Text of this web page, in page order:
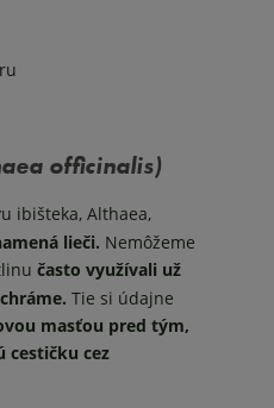
officinalis)
ibišteka, Althaea,
lieči. Nemôžeme
často využívali už
Tie si údajne
masťou pred tým,
cestičku cez